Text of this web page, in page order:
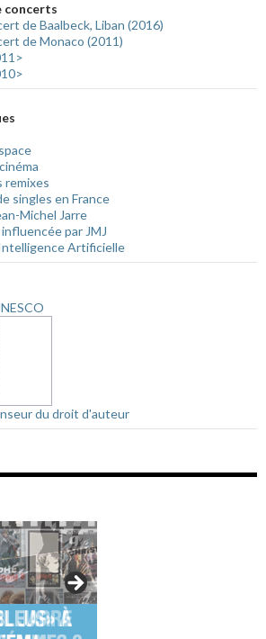
concerts
de Baalbeck, Liban (2016)
de Monaco (2011)
remixes
singles en France
Michel Jarre
par JMJ
Artificielle
du droit d'auteur